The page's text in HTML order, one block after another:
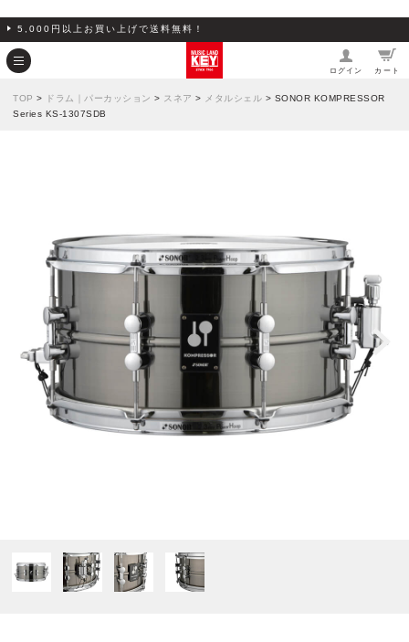
5,000円以上お買い上げで送料無料！
ログイン カート
TOP > ドラム｜パーカッション > スネア > メタルシェル > SONOR KOMPRESSOR
Series KS-1307SDB